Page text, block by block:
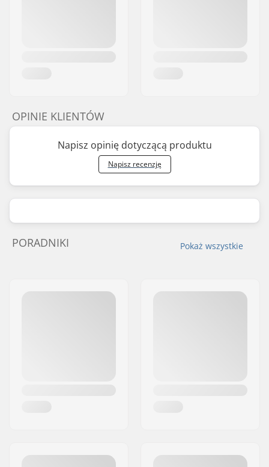
OPINIE KLIENTÓW
Napisz opinię dotyczącą produktu
Napisz recenzję
Pokaż wszystkie
PORADNIKI